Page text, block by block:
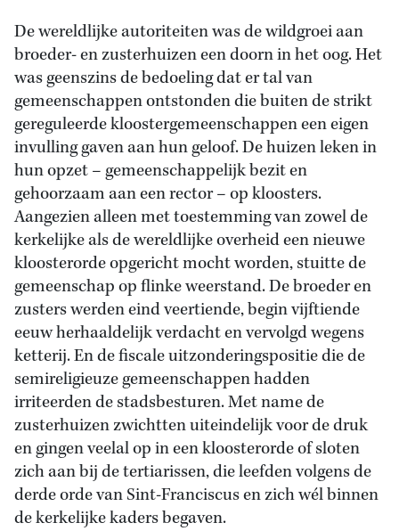
De wereldlijke autoriteiten was de wildgroei aan
broeder- en zusterhuizen een doorn in het oog. Het
was geenszins de bedoeling dat er tal van
gemeenschappen ontstonden die buiten de strikt
gereguleerde kloostergemeenschappen een eigen
invulling gaven aan hun geloof. De huizen leken in
hun opzet – gemeenschappelijk bezit en
gehoorzaam aan een rector – op kloosters.
Aangezien alleen met toestemming van zowel de
kerkelijke als de wereldlijke overheid een nieuwe
kloosterorde opgericht mocht worden, stuitte de
gemeenschap op flinke weerstand. De broeder en
zusters werden eind veertiende, begin vijftiende
eeuw herhaaldelijk verdacht en vervolgd wegens
ketterij. En de fiscale uitzonderingspositie die de
semireligieuze gemeenschappen hadden
irriteerden de stadsbesturen. Met name de
zusterhuizen zwichtten uiteindelijk voor de druk
en gingen veelal op in een kloosterorde of sloten
zich aan bij de tertiarissen, die leefden volgens de
derde orde van Sint-Franciscus en zich wél binnen
de kerkelijke kaders begaven.